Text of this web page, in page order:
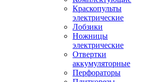
Краскопульты
электрические
Лобзики
Ножницы
электрические
Отвертки
аккумуляторные
Перфораторы